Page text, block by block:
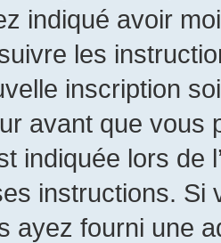
indiqué avoir
les
inscription
avant que
indiquée lors de
instructions. Si
ayez fourni une